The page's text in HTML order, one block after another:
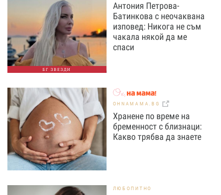
БГ ЗВЕЗДИ
Антония Петрова-
Батинкова с неочаквана
изповед: Никога не съм
чакала някой да ме
спаси
OHNAMAMA.BG
Хранене по време на
бременност с близнаци:
Какво трябва да знаете
ЛЮБОПИТНО